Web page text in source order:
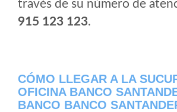
través de su número de
915 123 123.
CÓMO LLEGAR A LA
OFICINA BANCO
BANCO BANCO